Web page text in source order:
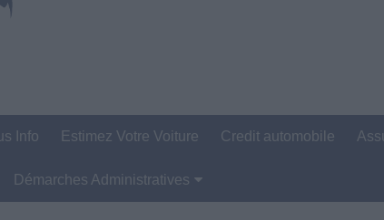
Info Estimez Votre Voiture Credit automobile
Démarches Administratives